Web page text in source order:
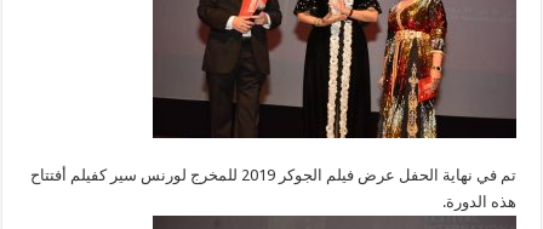
تم في نهاية الحفل عرض فيلم الجوكر 2019 للمخرج لورنس سير كفيلم أفتتاح
هذه الدورة.